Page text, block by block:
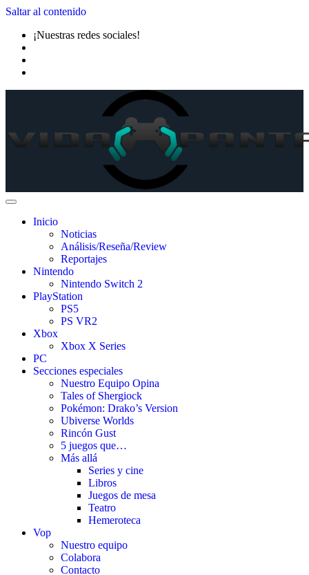
Saltar al contenido
¡Nuestras redes sociales!
Inicio
Noticias
Análisis/Reseña/Review
Reportajes
Nintendo
Nintendo Switch 2
PlayStation
PS5
PS VR2
Xbox
Xbox X Series
PC
Secciones especiales
Nuestro Equipo Opina
Tales of Shergiock
Pokémon: Drako’s Version
Ubiverse Worlds
Rincón Gust
5 juegos que…
Más allá
Series y cine
Libros
Juegos de mesa
Teatro
Hemeroteca
Vop
Nuestro equipo
Colabora
Contacto